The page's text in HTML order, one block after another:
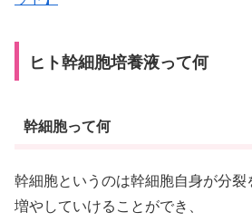
ヒト幹細胞培養液って何
幹細胞って何
幹細胞というのは幹細胞自身が分
増やしていけることができ、